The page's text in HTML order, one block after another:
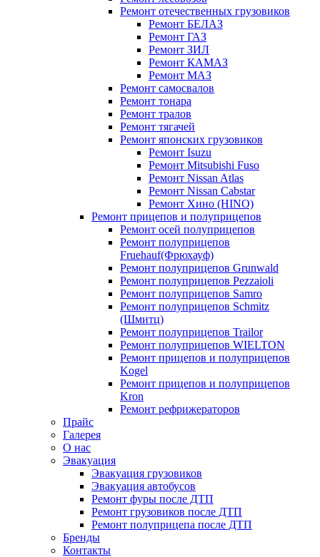
Ремонт отечественных грузовиков
Ремонт БЕЛАЗ
Ремонт ГАЗ
Ремонт ЗИЛ
Ремонт КАМАЗ
Ремонт МАЗ
Ремонт самосвалов
Ремонт тонара
Ремонт тралов
Ремонт тягачей
Ремонт японских грузовиков
Ремонт Isuzu
Ремонт Mitsubishi Fuso
Ремонт Nissan Atlas
Ремонт Nissan Cabstar
Ремонт Хино (HINO)
Ремонт прицепов и полуприцепов
Ремонт осей полуприцепов
Ремонт полуприцепов
Fruehauf(Фрюхауф)
Ремонт полуприцепов Grunwald
Ремонт полуприцепов Pezzaioli
Ремонт полуприцепов Samro
Ремонт полуприцепов Schmitz
(Шмитц)
Ремонт полуприцепов Trailor
Ремонт полуприцепов WIELTON
Ремонт прицепов и полуприцепов
Kogel
Ремонт прицепов и полуприцепов
Kron
Ремонт рефрижераторов
Прайс
Галерея
О нас
Эвакуация
Эвакуация грузовиков
Эвакуация автобусов
Ремонт фуры после ДТП
Ремонт грузовиков после ДТП
Ремонт полуприцепа после ДТП
Бренды
Контакты